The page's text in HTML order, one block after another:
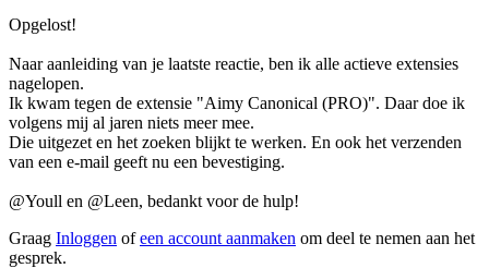
Opgelost!
Naar aanleiding van je laatste reactie, ben ik alle actieve extensies
nagelopen.
Ik kwam tegen de extensie "Aimy Canonical (PRO)". Daar doe ik
volgens mij al jaren niets meer mee.
Die uitgezet en het zoeken blijkt te werken. En ook het verzenden
van een e-mail geeft nu een bevestiging.
@Youll en @Leen, bedankt voor de hulp!
Graag Inloggen ofeen account aanmaken om deel te nemen aan het
gesprek.